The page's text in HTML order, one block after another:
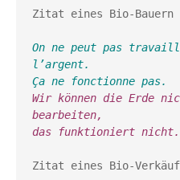
Zitat eines Bio-Bauern
On ne peut pas
l’argent.
Ça ne fonctionne pas.
Wir können die Erde
bearbeiten,
Zitat eines Bio-